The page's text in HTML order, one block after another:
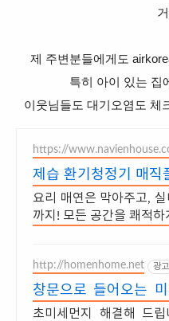
제 주변분들에게도
특히 아이 있는 집
이웃님들도 대기오염도 체
https://
제습 환기청정기 매직
엔
요리 매연은 막아주고,
까지! 모든 공간을 쾌적
http://homenhome.net 광고
창문으로 들어오는
풍 차단 시공 전문 홈
초미세먼지 해결해 드립